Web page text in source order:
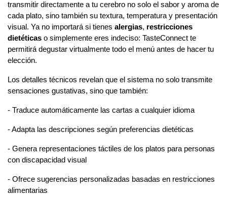
transmitir directamente a tu cerebro no solo el sabor y aroma de
cada plato, sino también su textura, temperatura y presentación
visual. Ya no importará si tienes alergias, restricciones
dietéticas o simplemente eres indeciso: TasteConnect te
permitirá degustar virtualmente todo el menú antes de hacer tu
elección.
Los detalles técnicos revelan que el sistema no solo transmite
sensaciones gustativas, sino que también:
- Traduce automáticamente las cartas a cualquier idioma
- Adapta las descripciones según preferencias dietéticas
- Genera representaciones táctiles de los platos para personas
con discapacidad visual
- Ofrece sugerencias personalizadas basadas en restricciones
alimentarias